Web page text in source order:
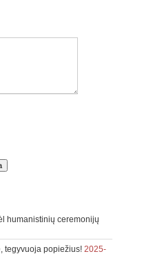
humanistinių ceremonijų
tegyvuoja popiežius! 2025-